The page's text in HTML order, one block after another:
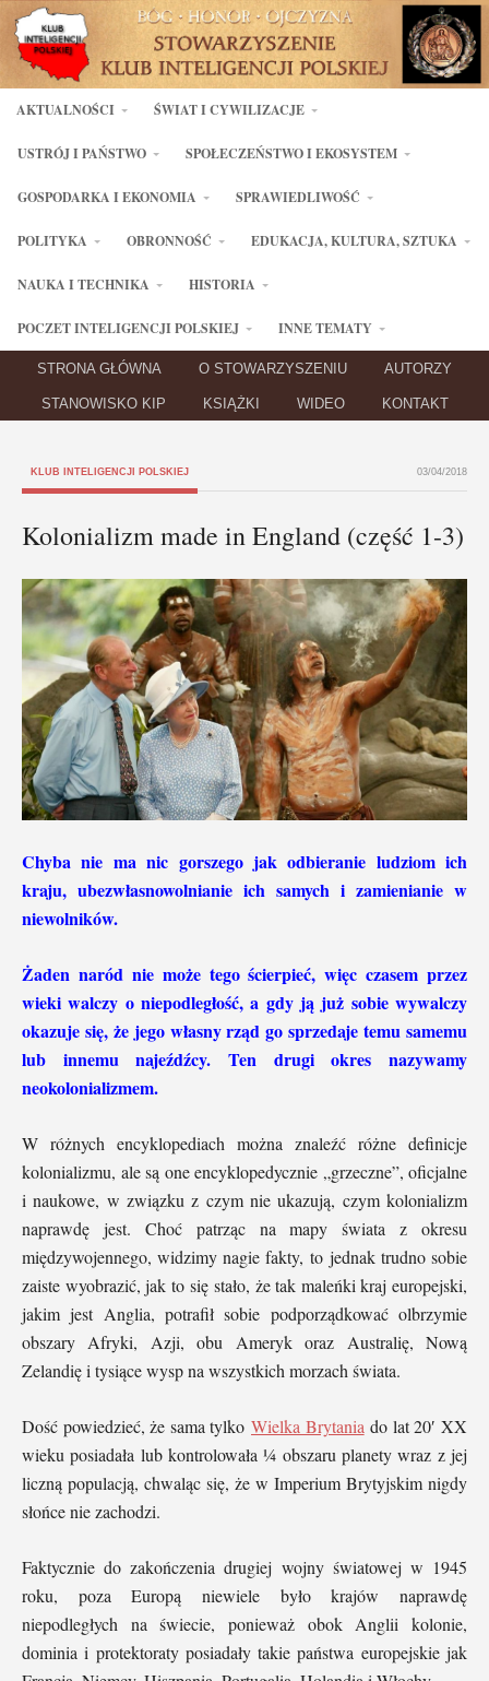
AKTUALNOŚCI ŚWIAT I CYWILIZACJE
USTRÓJ I PAŃSTWO SPOŁECZEŃSTWO I EKOSYSTEM
GOSPODARKA I EKONOMIA SPRAWIEDLIWOŚĆ
POLITYKA OBRONNOŚĆ EDUKACJA, KULTURA, SZTUKA
NAUKA I TECHNIKA HISTORIA
POCZET INTELIGENCJI POLSKIEJ INNE TEMATY
STRONA GŁÓWNA O STOWARZYSZENIU AUTORZY
STANOWISKO KIP KSIĄŻKI WIDEO KONTAKT
KLUB INTELIGENCJI POLSKIEJ 03/04/2018
Kolonializm made in England (część 1-3)
Chyba nie ma nic gorszego jak odbieranie ludziom ich
kraju, ubezwłasnowolnianie ich samych i zamienianie w
niewolników.
Żaden naród nie może tego ścierpieć, więc czasem przez
wieki walczy o niepodległość, a gdy ją już sobie wywalczy
okazuje się, że jego własny rząd go sprzedaje temu samemu
lub innemu najeźdźcy. Ten drugi okres nazywamy
neokolonializmem.
W różnych encyklopediach można znaleźć różne definicje
kolonializmu, ale są one encyklopedycznie „grzeczne”, oficjalne
i naukowe, w związku z czym nie ukazują, czym kolonializm
naprawdę jest. Choć patrząc na mapy świata z okresu
międzywojennego, widzimy nagie fakty, to jednak trudno sobie
zaiste wyobrazić, jak to się stało, że tak maleńki kraj europejski,
jakim jest Anglia, potrafił sobie podporządkować olbrzymie
obszary Afryki, Azji, obu Ameryk oraz Australię, Nową
Zelandię i tysiące wysp na wszystkich morzach świata.
Dość powiedzieć, że sama tylko Wielka Brytania do lat 20′ XX
wieku posiadała lub kontrolowała ¼ obszaru planety wraz z jej
liczną populacją, chwaląc się, że w Imperium Brytyjskim nigdy
słońce nie zachodzi.
Faktycznie do zakończenia drugiej wojny światowej w 1945
roku, poza Europą niewiele było krajów naprawdę
niepodległych na świecie, ponieważ obok Anglii kolonie,
dominia i protektoraty posiadały takie państwa europejskie jak